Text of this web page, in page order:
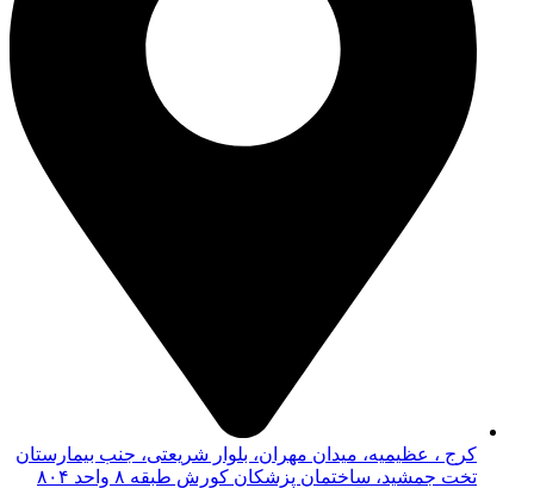
کرج ، عظیمیه، میدان مهران، بلوار شریعتی، جنب بیمارستان
تخت جمشید، ساختمان پزشکان کورش طبقه ۸ واحد ۸۰۴